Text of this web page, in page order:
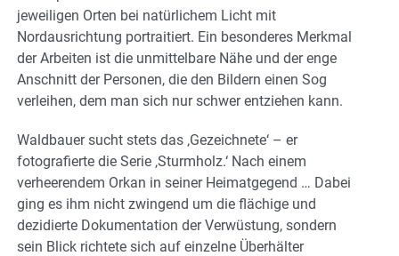
jeweiligen Orten bei natürlichem Licht mit
Nordausrichtung portraitiert. Ein besonderes Merkmal
der Arbeiten ist die unmittelbare Nähe und der enge
Anschnitt der Personen, die den Bildern einen Sog
verleihen, dem man sich nur schwer entziehen kann.
Waldbauer sucht stets das ‚Gezeichnete‘ – er
fotografierte die Serie ‚Sturmholz.‘ Nach einem
verheerendem Orkan in seiner Heimatgegend … Dabei
ging es ihm nicht zwingend um die flächige und
dezidierte Dokumentation der Verwüstung, sondern
sein Blick richtete sich auf einzelne Überhälter